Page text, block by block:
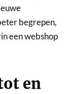
begrepen,
een webshop
en